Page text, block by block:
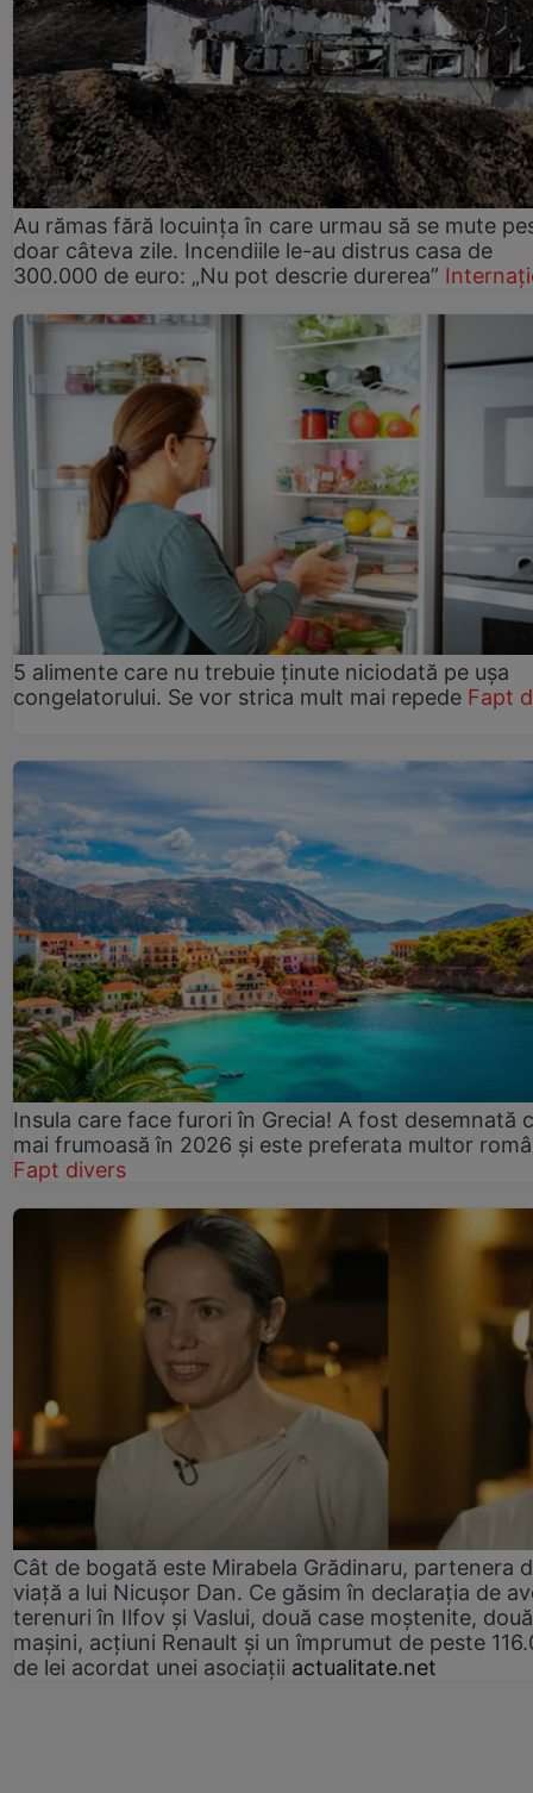
Au rămas fără locuința în care urmau să se mute
doar câteva zile. Incendiile le-au distrus casa de
300.000 de euro: „Nu pot descrie durerea”
5 alimente care nu trebuie ținute niciodată pe ușa
congelatorului. Se vor strica mult mai repede Fapt
Insula care face furori în Grecia! A fost desemnată
mai frumoasă în 2026 și este preferata multor
Fapt divers
Cât de bogată este Mirabela Grădinaru, partenera
viață a lui Nicușor Dan. Ce găsim în declarația de
terenuri în Ilfov și Vaslui, două case moștenite, două
mașini, acțiuni Renault și un împrumut de peste
de lei acordat unei asociații actualitate.net